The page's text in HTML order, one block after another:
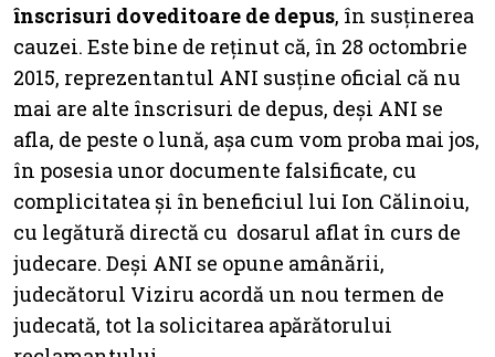
înscrisuri doveditoare de depus, în susținerea
cauzei. Este bine de reținut că, în 28 octombrie
2015, reprezentantul ANI susține oficial că nu
mai are alte înscrisuri de depus, deși ANI se
afla, de peste o lună, așa cum vom proba mai jos,
în posesia unor documente falsificate, cu
complicitatea și în beneficiul lui Ion Călinoiu,
cu legătură directă cu dosarul aflat în curs de
judecare. Deși ANI se opune amânării,
judecătorul Viziru acordă un nou termen de
judecată, tot la solicitarea apărătorului